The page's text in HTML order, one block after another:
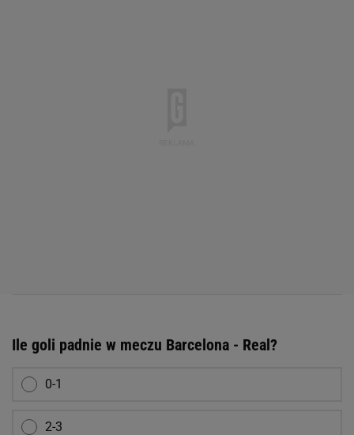
Ile goli padnie w meczu Barcelona - Real?
0-1
2-3